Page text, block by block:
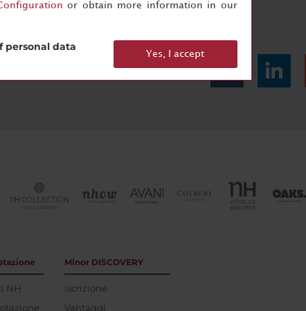
Condividi
NH
Minor DISCOVERY
Iscrizione
Vantaggi
or obtain more information in our
personal data
Yes, I accept